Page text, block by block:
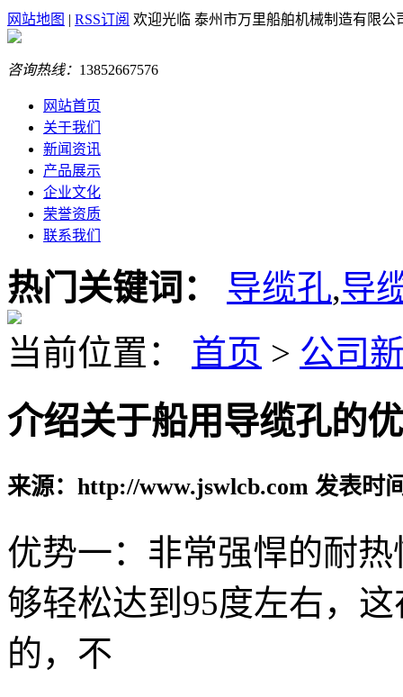
网站地图 | RSS订阅 欢迎光临 泰州市万里船舶机械制造有限公
咨询热线： 13852667576
网站首页
关于我们
新闻资讯
产品展示
企业文化
荣誉资质
联系我们
热门关键词： 导缆孔,导
当前位置：
首页 > 公司
介绍关于船用导缆孔的
来源：http://www.jswlcb.com 发表时
优势一：非常强悍的耐
够轻松达到95度左右，
的，不